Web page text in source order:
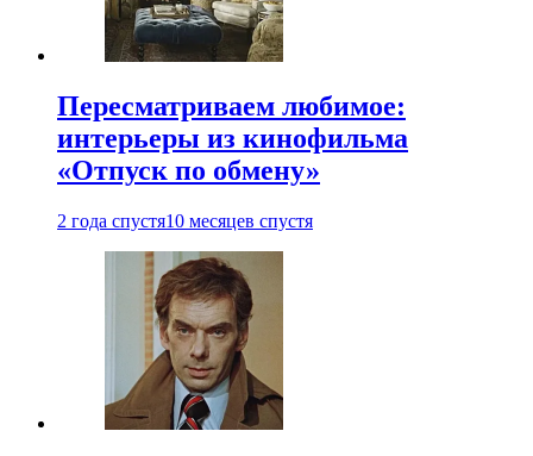
Пересматриваем любимое:
интерьеры из кинофильма
«Отпуск по обмену»
2 года спустя10 месяцев спустя